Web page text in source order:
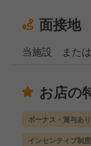
面接地
当施設 また
お店の
ボーナス・賞与あり
インセンティブ制